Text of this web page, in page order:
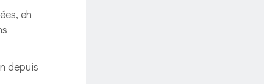
eh
depuis